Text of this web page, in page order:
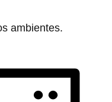
ambientes.